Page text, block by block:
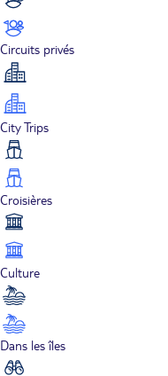
Circuits privés
City Trips
Croisières
Culture
Dans les îles